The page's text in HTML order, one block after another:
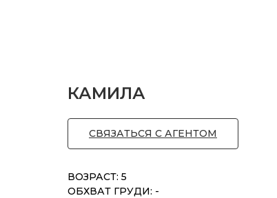
КАМИЛА
СВЯЗАТЬСЯ С АГЕНТОМ
ВОЗРАСТ: 5
ОБХВАТ ГРУДИ: -